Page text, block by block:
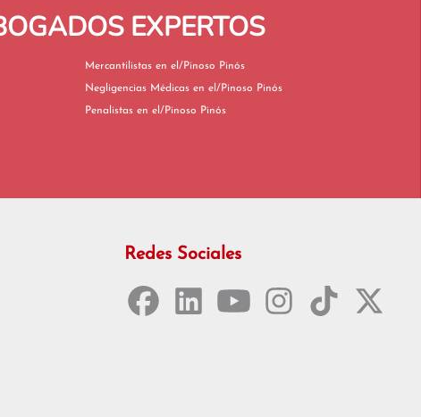
EXPERTOS
Mercantilistas en el/Pinoso Pinós
Negligencias Médicas en el/Pinoso Pinós
Penalistas en el/Pinoso Pinós
Redes Sociales